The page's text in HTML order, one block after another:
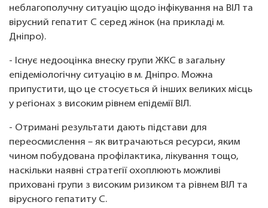
неблагополучну ситуацію щодо інфікування на ВІЛ та
вірусний гепатит С серед жінок (на прикладі м.
Дніпро).
- Існує недооцінка внеску групи ЖКС в загальну
епідеміологічну ситуацію в м. Дніпро. Можна
припустити, що це стосується й інших великих місць
у регіонах з високим рівнем епідемії ВІЛ.
- Отримані результати дають підстави для
переосмислення – як витрачаються ресурси, яким
чином побудована профілактика, лікування тощо,
наскільки наявні стратегії охоплюють можливі
приховані групи з високим ризиком та рівнем ВІЛ та
вірусного гепатиту С.